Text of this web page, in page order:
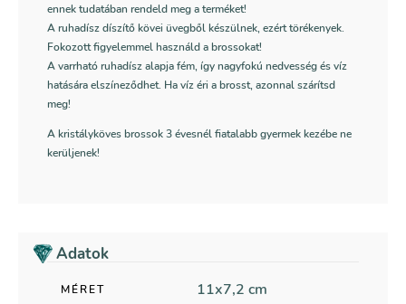
ennek tudatában rendeld meg a terméket!
A ruhadísz díszítő kövei üvegből készülnek, ezért törékenyek.
Fokozott figyelemmel használd a brossokat!
A varrható ruhadísz alapja fém, így nagyfokú nedvesség és víz
hatására elszíneződhet. Ha víz éri a brosst, azonnal szárítsd
meg!
A kristályköves brossok 3 évesnél fiatalabb gyermek kezébe ne
kerüljenek!
Adatok
MÉRET 11x7,2 cm